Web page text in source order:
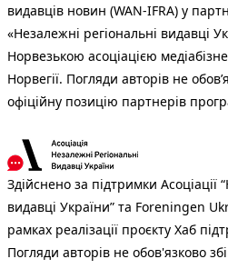
видавців новин (WAN-IFRA) у
«Незалежні регіональні видавці
Норвезькою асоціацією
Норвегії. Погляди авторів не
офіційну позицію партнерів
Здійснено за підтримки Асоціації
видавці України” та Foreningen
рамках реалізації проєкту Хаб
Погляди авторів не обов'язково